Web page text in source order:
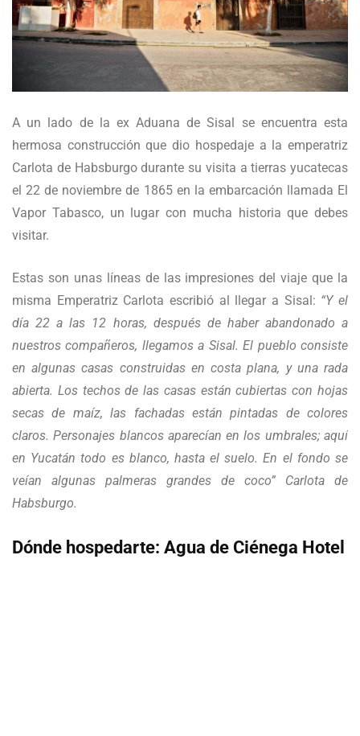
A un lado de la ex Aduana de Sisal se encuentra esta
hermosa construcción que dio hospedaje a la emperatriz
Carlota de Habsburgo durante su visita a tierras yucatecas
el 22 de noviembre de 1865 en la embarcación llamada El
Vapor Tabasco, un lugar con mucha historia que debes
visitar.
Estas son unas líneas de las impresiones del viaje que la
misma Emperatriz Carlota escribió al llegar a Sisal: “Y el
día 22 a las 12 horas, después de haber abandonado a
nuestros compañeros, llegamos a Sisal. El pueblo consiste
en algunas casas construidas en costa plana, y una rada
abierta. Los techos de las casas están cubiertas con hojas
secas de maíz, las fachadas están pintadas de colores
claros. Personajes blancos aparecían en los umbrales; aquí
en Yucatán todo es blanco, hasta el suelo. En el fondo se
veían algunas palmeras grandes de coco” Carlota de
Habsburgo.
Dónde hospedarte: Agua de Ciénega Hotel